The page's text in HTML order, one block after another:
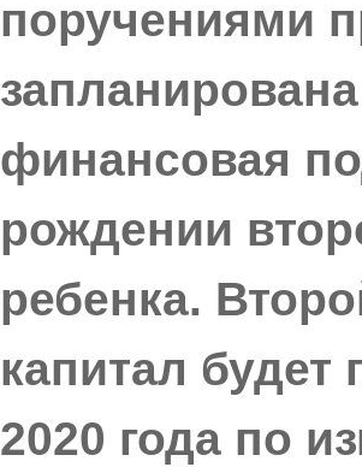
поручениями
финансовая
рождении
ребенка.
капитал будет
2020 года по